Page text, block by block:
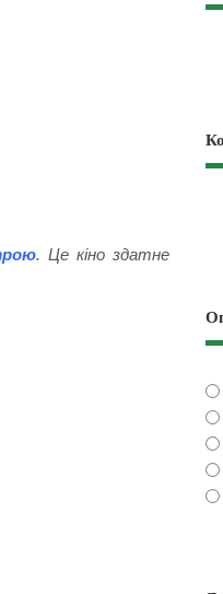
. Це кіно здатне